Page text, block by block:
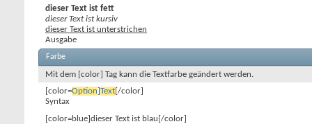
dieser Text ist fett
dieser Text ist kursiv
dieser Text ist unterstrichen
Ausgabe
Farbe
Mit dem [color] Tag kann die Textfarbe geändert werden.
[color=Option]Text[/color]
Syntax
[color=blue]dieser Text ist blau[/color]